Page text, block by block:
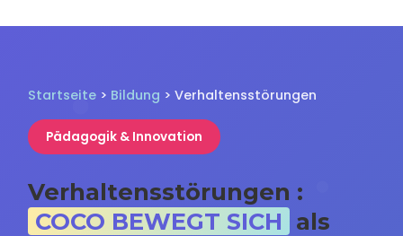
Startseite > Bildung > Verhaltensstörungen
Pädagogik & Innovation
Verhaltensstörungen :
COCO BEWEGT SICH als